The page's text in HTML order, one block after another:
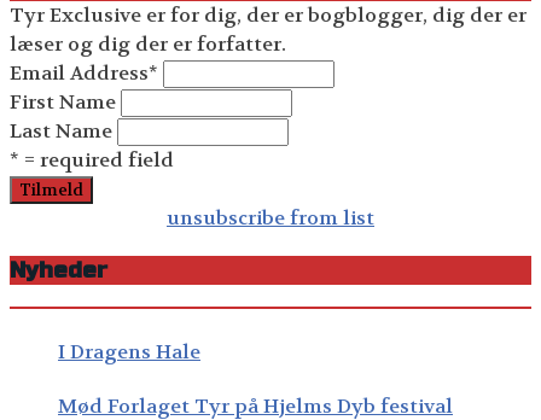
Tyr Exclusive er for dig, der er bogblogger, dig der er
læser og dig der er forfatter.
Email Address*
First Name
Last Name
* = required field
unsubscribe from list
Nyheder
I Dragens Hale
Mød Forlaget Tyr på Hjelms Dyb festival